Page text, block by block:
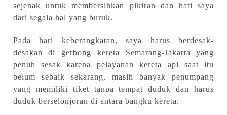
sejenak untuk membersihkan pikiran dan hati saya
dari segala hal yang buruk.
Pada hari keberangkatan, saya harus berdesak-
desakan di gerbong kereta Semarang-Jakartayang
penuh sesak karena pelayanan kereta api saat itu
belum sebaik sekarang,
masih banyak penumpang
yang memiliki tiket tanpa tempat duduk dan harus
duduk berselonjoran di antara bangku kereta.